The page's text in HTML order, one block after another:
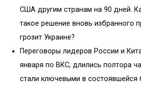
США другим странам на 90 дней.
такое решение вновь избранного
грозит Украине?
Переговоры лидеров России и
января по ВКС, длились полтора
стали ключевыми в состоявшейся